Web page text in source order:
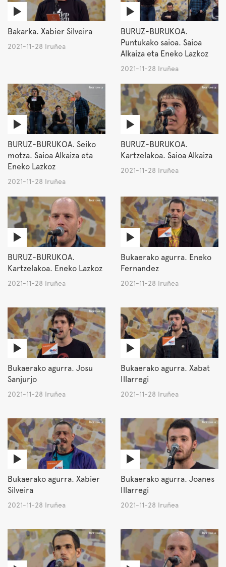
Bakarka. Xabier Silveira
2021-11-28 Iruñea
BURUZ-BURUKOA.
Puntukako saioa. Saioa
Alkaiza eta Eneko Lazkoz
2021-11-28 Iruñea
BURUZ-BURUKOA. Seiko
motza. Saioa Alkaiza eta
Eneko Lazkoz
2021-11-28 Iruñea
BURUZ-BURUKOA.
Kartzelakoa. Saioa Alkaiza
2021-11-28 Iruñea
BURUZ-BURUKOA.
Kartzelakoa. Eneko Lazkoz
2021-11-28 Iruñea
Bukaerako agurra. Eneko
Fernandez
2021-11-28 Iruñea
Bukaerako agurra. Josu
Sanjurjo
2021-11-28 Iruñea
Bukaerako agurra. Xabat
Illarregi
2021-11-28 Iruñea
Bukaerako agurra. Xabier
Silveira
2021-11-28 Iruñea
Bukaerako agurra. Joanes
Illarregi
2021-11-28 Iruñea